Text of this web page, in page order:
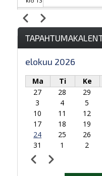
klo 14
klo 15
klo 17
klo 19
klo 20
Sivutus
EdellinenSeuraava
elokuu 2026
Ma Ti Ke
27
28 29
3
4 5
10
11 12
17
18 19
24
25 26
31
1 2
Sivutus
EdellinenSeuraava